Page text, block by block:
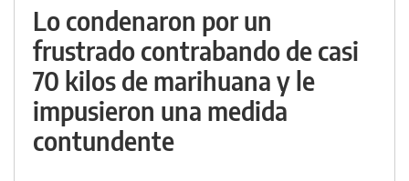
Lo condenaron por un
frustrado contrabando de casi
70 kilos de marihuana y le
impusieron una medida
contundente